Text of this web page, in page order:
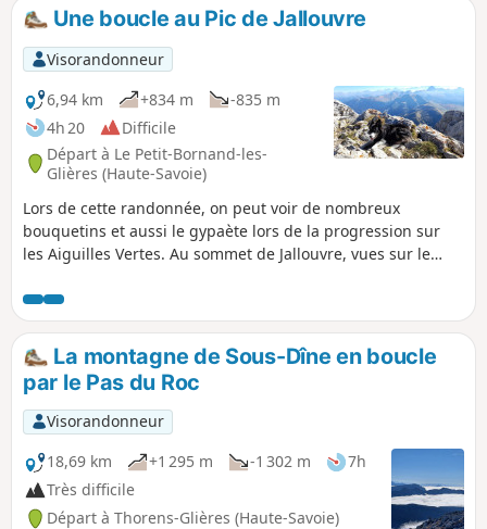
de la Cravatte avant de revenir au col pour redescendre par
les Aiguilles Vertes. Superbes points de vue
Une boucle au Pic de Jallouvre
Visorandonneur
6,94 km
+834 m
-835 m
4h 20
Difficile
Départ à Le Petit-Bornand-les-
Glières (Haute-Savoie)
Lors de cette randonnée, on peut voir de nombreux
bouquetins et aussi le gypaète lors de la progression sur
les Aiguilles Vertes. Au sommet de Jallouvre, vues sur le
plan, et bien d'autres massifs jusqu'à la Meige. Le parcours
des Aiguilles Vertes est un grand moment pour ceux qui
n'ont pas le vertige. L'originalité ici est la descente qui passe
sous la Pointe de Sosay par la combe du Torrent de
Jalandre. Attention : cette randonnée est réservée à des
montagnards aguerris et non sujets au vertige.
La montagne de Sous-Dîne en boucle
par le Pas du Roc
Visorandonneur
18,69 km
+1 295 m -1 302 m
7h
Très difficile
Départ à Thorens-Glières (Haute-Savoie)